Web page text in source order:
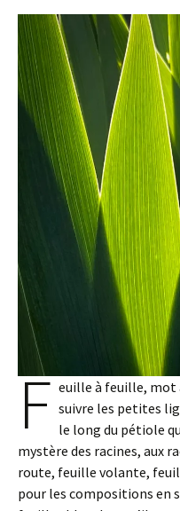
F euille à feuille, mot
suivre les petites
le long du pétiole
mystère des racines, aux
route, feuille volante,
pour les compositions en